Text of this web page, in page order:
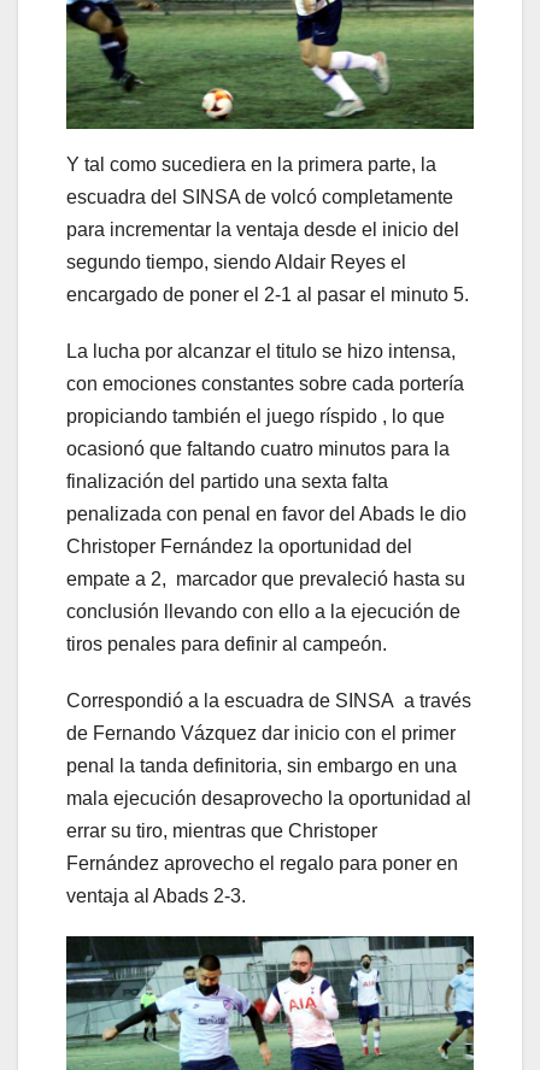
Y tal como sucediera en la primera parte, la
escuadra del SINSA de volcó completamente
para incrementar la ventaja desde el inicio del
segundo tiempo, siendo Aldair Reyes el
encargado de poner el 2-1 al pasar el minuto 5.
La lucha por alcanzar el titulo se hizo intensa,
con emociones constantes sobre cada portería
propiciando también el juego ríspido , lo que
ocasionó que faltando cuatro minutos para la
finalización del partido una sexta falta
penalizada con penal en favor del Abads le dio
Christoper Fernández la oportunidad del
empate a 2, marcador que prevaleció hasta su
conclusión llevando con ello a la ejecución de
tiros penales para definir al campeón.
Correspondió a la escuadra de SINSA a través
de Fernando Vázquez dar inicio con el primer
penal la tanda definitoria, sin embargo en una
mala ejecución desaprovecho la oportunidad al
errar su tiro, mientras que Christoper
Fernández aprovecho el regalo para poner en
ventaja al Abads 2-3.